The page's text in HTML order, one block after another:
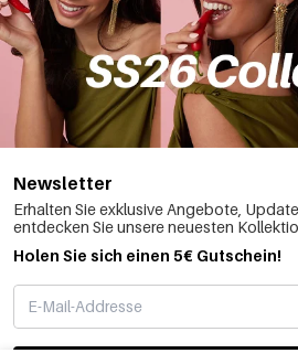
Newsletter
Erhalten Sie exklusive Angebote,
entdecken Sie unsere neuesten
Holen Sie sich einen 5€ Gutschein!